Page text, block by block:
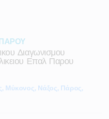
Διαγωνισμου
Επαλ Παρου
Μύκονος, Νάξος, Πάρος,